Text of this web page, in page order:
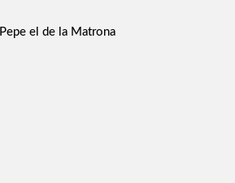
Pepe el de la Matrona